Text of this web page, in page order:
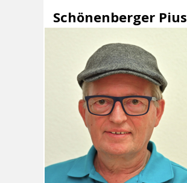
Schönenberger Pius